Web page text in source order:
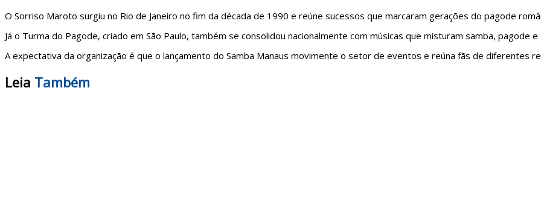
O Sorriso Maroto surgiu no Rio de Janeiro no fim da década de 1990 e reúne sucessos que marcaram gerações do pagode
Já o Turma do Pagode, criado em São Paulo, também se consolidou nacionalmente com músicas que misturam samba, pagode
A expectativa da organização é que o lançamento do Samba Manaus movimente o setor de eventos e reúna fãs de diferentes
Leia Também